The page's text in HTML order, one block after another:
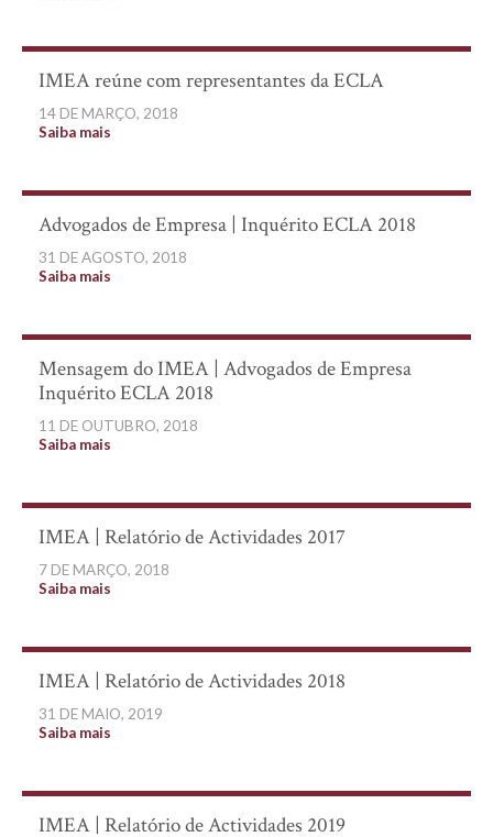
IMEA reúne com representantes da ECLA
14 DE MARÇO, 2018
Saiba mais
Advogados de Empresa | Inquérito ECLA 2018
31 DE AGOSTO, 2018
Saiba mais
Mensagem do IMEA | Advogados de Empresa
Inquérito ECLA 2018
11 DE OUTUBRO, 2018
Saiba mais
IMEA | Relatório de Actividades 2017
7 DE MARÇO, 2018
Saiba mais
IMEA | Relatório de Actividades 2018
31 DE MAIO, 2019
Saiba mais
IMEA | Relatório de Actividades 2019